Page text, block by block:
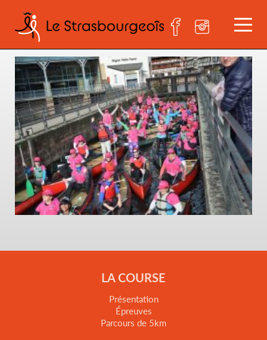
D80_9047 (Copier)
LA COURSE
Présentation
Épreuves
Parcours de 5km